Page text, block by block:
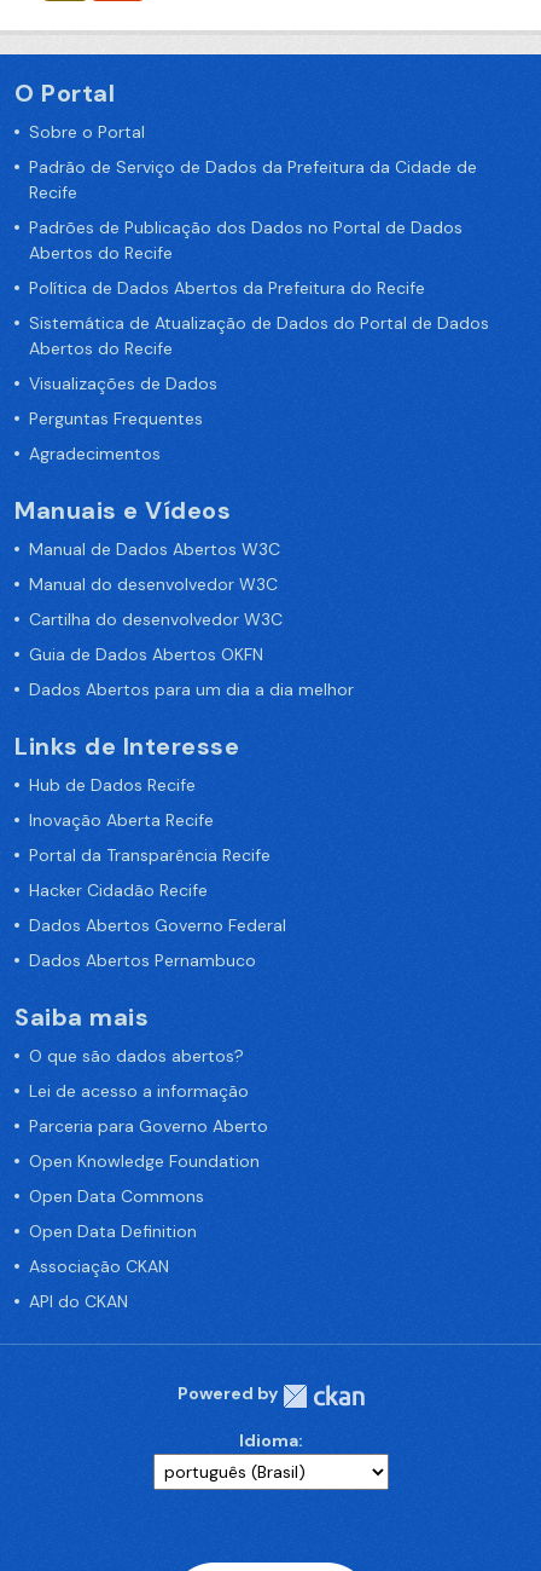
O Portal
Sobre o Portal
Padrão de Serviço de Dados da Prefeitura da Cidade de
Recife
Padrões de Publicação dos Dados no Portal de Dados
Abertos do Recife
Política de Dados Abertos da Prefeitura do Recife
Sistemática de Atualização de Dados do Portal de Dados
Abertos do Recife
Visualizações de Dados
Perguntas Frequentes
Agradecimentos
Manuais e Vídeos
Manual de Dados Abertos W3C
Manual do desenvolvedor W3C
Cartilha do desenvolvedor W3C
Guia de Dados Abertos OKFN
Dados Abertos para um dia a dia melhor
Links de Interesse
Hub de Dados Recife
Inovação Aberta Recife
Portal da Transparência Recife
Hacker Cidadão Recife
Dados Abertos Governo Federal
Dados Abertos Pernambuco
Saiba mais
O que são dados abertos?
Lei de acesso a informação
Parceria para Governo Aberto
Open Knowledge Foundation
Open Data Commons
Open Data Definition
Associação CKAN
API do CKAN
Powered by
Idioma